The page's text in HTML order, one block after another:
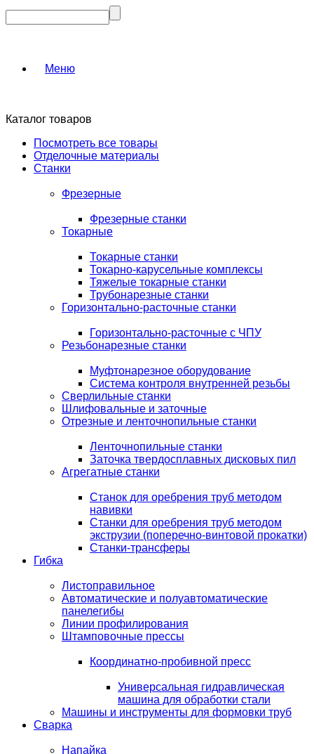
Меню
Каталог товаров
Посмотреть все товары
Отделочные материалы
Станки
Фрезерные
Фрезерные станки
Токарные
Токарные станки
Токарно-карусельные комплексы
Тяжелые токарные станки
Трубонарезные станки
Горизонтально-расточные станки
Горизонтально-расточные с ЧПУ
Резьбонарезные станки
Муфтонарезное оборудование
Система контроля внутренней резьбы
Сверлильные станки
Шлифовальные и заточные
Отрезные и ленточнопильные станки
Ленточнопильные станки
Заточка твердосплавных дисковых пил
Агрегатные станки
Станок для оребрения труб методом
навивки
Станки для оребрения труб методом
экструзии (поперечно-винтовой прокатки)
Станки-трансферы
Гибка
Листоправильное
Автоматические и полуавтоматические
панелегибы
Линии профилирования
Штамповочные прессы
Координатно-пробивной пресс
Универсальная гидравлическая
машина для обработки стали
Машины и инструменты для формовки труб
Сварка
Напайка